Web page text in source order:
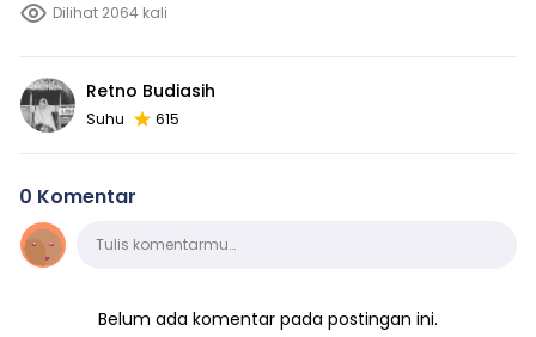
Dilihat 2064 kali
Retno Budiasih
Suhu 615
0 Komentar
KomentarTulis komentarmu…
Belum ada komentar pada postingan ini.